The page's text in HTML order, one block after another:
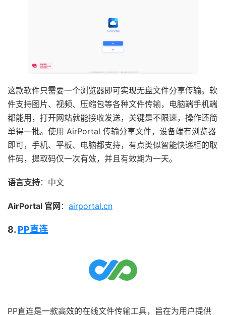
这款软件只需要一个浏览器即可实现无盘文件分享传输。软
件支持图片、视频、压缩包等各种文件传输，电脑端手机端
都能用，打开网站就能接收发送，关键是不限速，操作还简
单得一批。使用 AirPortal 传输分享文件，设备端有浏览器
即可，手机、平板、电脑都支持，有点类似智能快递柜的取
件码，提取码仅一次有效，并且有效期为一天。
语言支持：中文
AirPortal 官网 ： airportal.cn
8. PP直连
PP直连是一款高效的在线文件传输工具，旨在为用户提供